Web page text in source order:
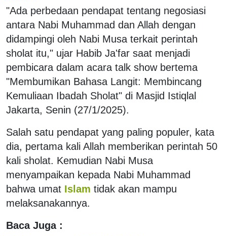
"Ada perbedaan pendapat tentang negosiasi
antara Nabi Muhammad dan Allah dengan
didampingi oleh Nabi Musa terkait perintah
sholat itu," ujar Habib Ja'far saat menjadi
pembicara dalam acara talk show bertema
"Membumikan Bahasa Langit: Membincang
Kemuliaan Ibadah Sholat" di Masjid Istiqlal
Jakarta, Senin (27/1/2025).
Salah satu pendapat yang paling populer, kata
dia, pertama kali Allah memberikan perintah 50
kali sholat. Kemudian Nabi Musa
menyampaikan kepada Nabi Muhammad
bahwa umat Islam tidak akan mampu
melaksanakannya.
Baca Juga :